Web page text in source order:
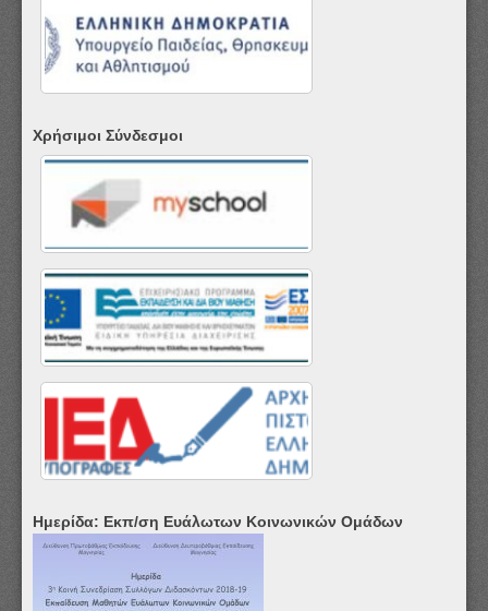
Χρήσιμοι Σύνδεσμοι
Ημερίδα: Εκπ/ση Ευάλωτων Κοινωνικών Ομάδων